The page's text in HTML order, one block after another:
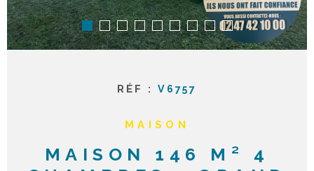
RÉF : V6757
MAISON
MAISON 146 M² 4